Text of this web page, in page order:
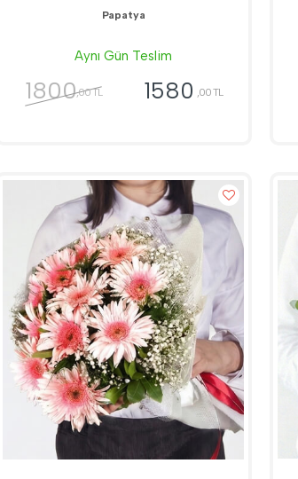
Papatya
Aynı Gün Teslim
1800,00 TL 1580 ,00 TL